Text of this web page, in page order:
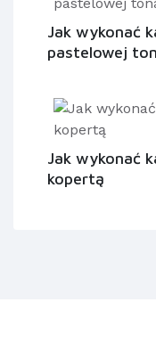
Jak wykonać
pastelowej
Jak wykonać
kopertą